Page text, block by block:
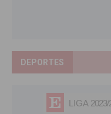
DEPORTES